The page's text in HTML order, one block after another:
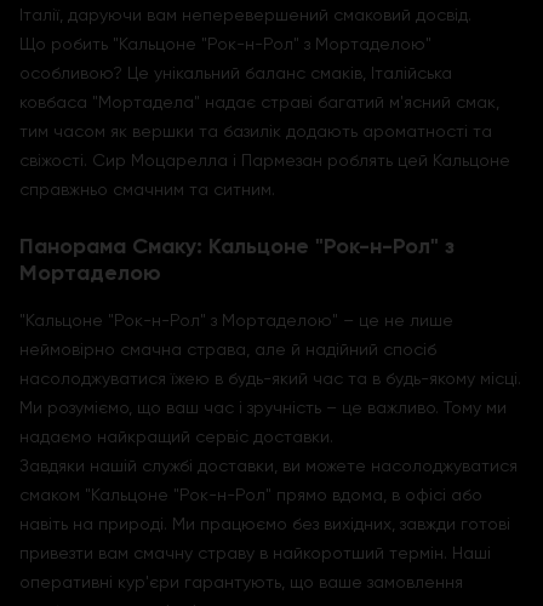
Італії, даруючи вам неперевершений смаковий досвід.
Що робить "Кальцоне "Рок-н-Рол" з Мортаделою"
особливою? Це унікальний баланс смаків, Італійська
ковбаса "Мортадела" надає страві багатий м'ясний смак,
тим часом як вершки та базилік додають ароматності та
свіжості. Сир Моцарелла і Пармезан роблять цей Кальцоне
справжньо смачним та ситним.
Панорама Смаку: Кальцоне "Рок-н-Рол" з
Мортаделою
"Кальцоне "Рок-н-Рол" з Мортаделою" – це не лише
неймовірно смачна страва, але й надійний спосіб
насолоджуватися їжею в будь-який час та в будь-якому місці.
Ми розуміємо, що ваш час і зручність – це важливо. Тому ми
надаємо найкращий сервіс доставки.
Завдяки нашій службі доставки, ви можете насолоджуватися
смаком "Кальцоне "Рок-н-Рол" прямо вдома, в офісі або
навіть на природі. Ми працюємо без вихідних, завжди готові
привезти вам смачну страву в найкоротший термін. Наші
оперативні кур'єри гарантують, що ваше замовлення